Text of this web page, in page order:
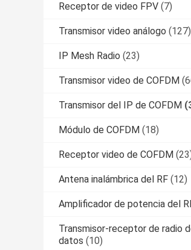
Receptor de video FPV (7)
Transmisor video análogo (127)
IP Mesh Radio (23)
Transmisor video de COFDM
Transmisor del IP de COFDM
Módulo de COFDM (18)
Receptor video de COFDM
Antena inalámbrica del RF (12)
Amplificador de potencia del
Transmisor-receptor de radio
datos (10)